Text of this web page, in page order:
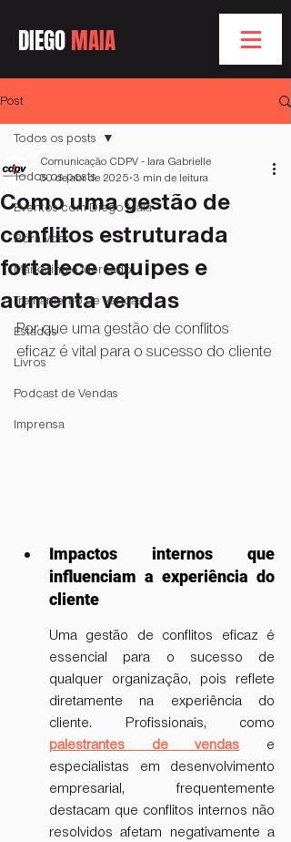
DIEGOMAIA
Post
Todos os posts
Eventos com Diego Maia
Bóra Voar
Marketing e Mercado
Treinamento de Vendas
Estados
Livros
Podcast de Vendas
Imprensa
Todos os posts
Como uma gestão de
conflitos estruturada
fortalece equipes e
aumenta vendas
Comunicação CDPV - Iara Gabrielle
30 de abr. de 2025 3 min de leitura
Por que uma gestão de conflitos
eficaz é vital para o sucesso do cliente
Impactos internos que
influenciam a experiência do
cliente
Uma gestão de conflitos eficaz é
essencial para o sucesso de
qualquer organização, pois reflete
diretamente na experiência do
palestrantes de vendas e
especialistas em desenvolvimento
empresarial, frequentemente
destacam que conflitos internos não
resolvidos afetam negativamente a